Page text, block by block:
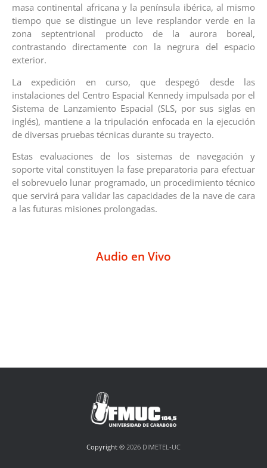
masa continental africana y la península ibérica, al mismo
tiempo que se distingue un leve resplandor verde en la
zona septentrional producto de la aurora boreal,
contrastando directamente con la negrura del espacio
exterior.
La expedición en curso, que despegó desde las
instalaciones del Centro Espacial Kennedy impulsada por el
Sistema de Lanzamiento Espacial (SLS, por sus siglas en
inglés), mantiene a la tripulación enfocada en la ejecución
de diversas pruebas técnicas durante su trayecto.
Estas evaluaciones de los sistemas de navegación y
soporte vital constituyen la fase preparatoria para efectuar
el sobrevuelo lunar programado, un procedimiento técnico
que servirá para validar las capacidades de la nave de cara
a las futuras misiones prolongadas.
Audio en Vivo
Copyright © 2026 DIMETEL-UC